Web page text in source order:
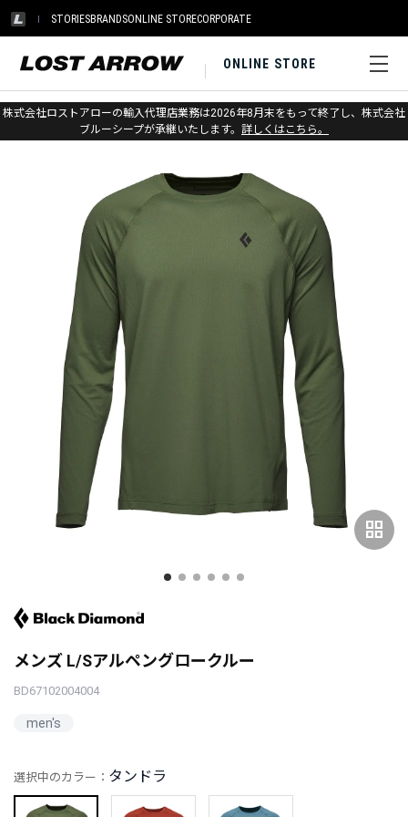
STORIESBRANDSONLINE STORECORPORATE
ONLINE STORE
株式会社ロストアローの輸入代理店業務は2026年8月末をもって終了し、株式会社
ブルーシープが承継いたします。 詳しくはこちら。
ホーム > ブラックダイヤモンド > アパレル > トップス > シャツ
grid_view
メンズ L/Sアルペングロークルー
BD67102004004
men's
選択中のカラー： タンドラ